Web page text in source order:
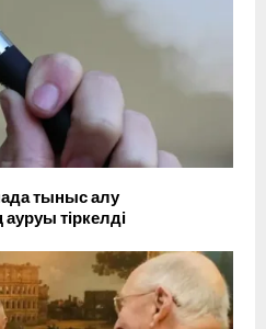
тыныс алу
тіркелді